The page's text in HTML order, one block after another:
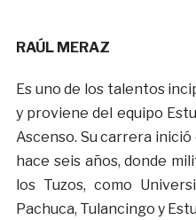
RAÚL MERAZ
Es uno de los talentos
y proviene del equipo
Ascenso. Su carrera
hace seis años, donde
los Tuzos, como
Pachuca, Tulancingo y